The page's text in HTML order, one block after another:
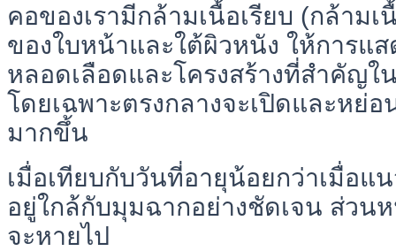
คอของเรามีกล้ามเนื้อเรียบ (กล้าม
ของใบหน้าและใต้ผิวหนัง ให้การแ
หลอดเลือดและโครงสร้างที่สำคัญใ
โดยเฉพาะตรงกลางจะเปิดและหย่
มากขึ้น
เมื่อเทียบกับวันที่อายุน้อยกว่าเมื่อแ
อยู่ใกล้กับมุมฉากอย่างชัดเจน ส่วน
จะหายไป